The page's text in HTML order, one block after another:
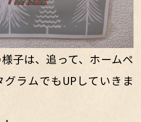
子は、追って、ホームペ
ラムでもUPしていきま